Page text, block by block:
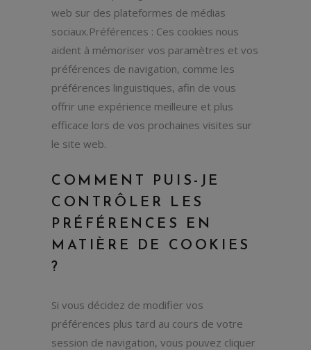
web sur des plateformes de médias
sociaux.Préférences : Ces cookies nous
aident à mémoriser vos paramètres et vos
préférences de navigation, comme les
préférences linguistiques, afin de vous
offrir une expérience meilleure et plus
efficace lors de vos prochaines visites sur
le site web.
COMMENT PUIS-JE
CONTRÔLER LES
PRÉFÉRENCES EN
MATIÈRE DE COOKIES
?
Si vous décidez de modifier vos
préférences plus tard au cours de votre
session de navigation, vous pouvez cliquer